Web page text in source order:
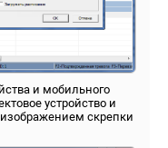
и мобильного
устройство и
скрепки